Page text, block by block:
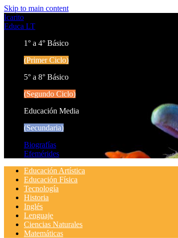
Skip to main content
Icarito
Educa LT
1° a 4° Básico
(Primer Ciclo)
5° a 8° Básico
(Segundo Ciclo)
Educación Media
(Secundaria)
Biografías
Efemérides
Educación Artística
Educación Física
Tecnología
Historia
Inglés
Lenguaje
Ciencias Naturales
Matemáticas